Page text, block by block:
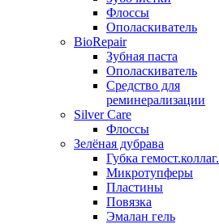
Флоссы
Ополаскиватель
BioRepair
Зубная паста
Ополаскиватель
Средство для
реминерализации
Silver Care
Флоссы
Зелёная дубрава
Губка гемост.коллаг.
Микротупферы
Пластины
Повязка
Эмалан гель